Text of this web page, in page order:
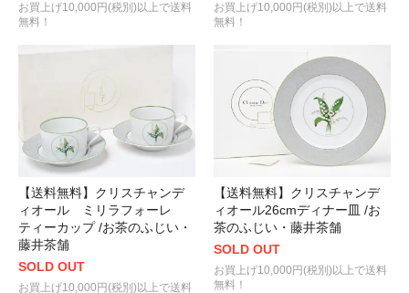
お買上げ10,000円(税別)以上で送料
無料！
お買上げ10,000円(税別)以上で送料
無料！
【送料無料】クリスチャンデ
ィオール ミリラフォーレ
ティーカップ /お茶のふじい・
藤井茶舗
SOLD OUT
お買上げ10,000円(税別)以上で送料
【送料無料】クリスチャンデ
ィオール26cmディナー皿 /お
茶のふじい・藤井茶舗
SOLD OUT
お買上げ10,000円(税別)以上で送料
無料！